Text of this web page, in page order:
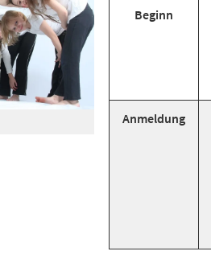
Beginn
Anmeldung